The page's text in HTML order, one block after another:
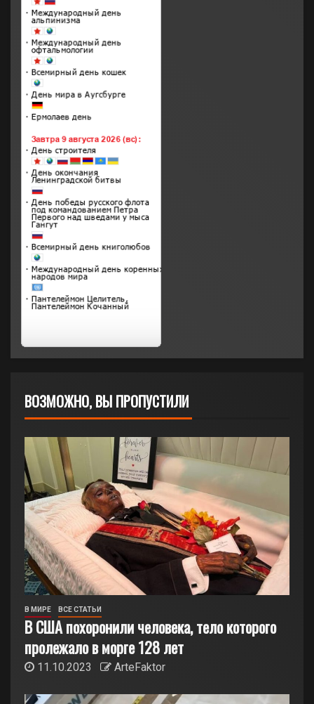
ВОЗМОЖНО, ВЫ ПРОПУСТИЛИ
В МИРЕ ВСЕ СТАТЬИ
В США похоронили человека, тело которого
пролежало в морге 128 лет
11.10.2023 ArteFaktor